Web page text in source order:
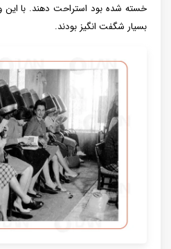
خسته شده بود استراحت دهند. با این
بسیار شگفت انگیز بودند.